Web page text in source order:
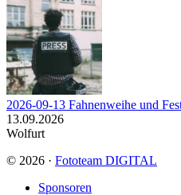
2026-09-13 Fahnenweihe und
13.09.2026
Wolfurt
© 2026 · Fototeam DIGITAL
Sponsoren